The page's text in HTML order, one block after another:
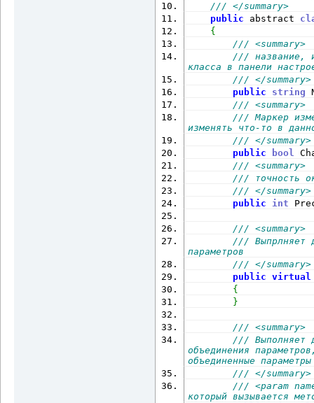
/// </summary>
public abstract
{
/// <summary>
/// название,
класса в панели
/// </summary>
public
string
/// <summary>
/// Маркер
изменять что-то в
/// </summary>
public
bool
/// <summary>
/// точность
/// </summary>
public
int
/// <summary>
/// Выпрлняет
параметров
/// </summary>
public
virtual
{
}
/// <summary>
/// Выполняет
объединения
объединенные параметры
/// </summary>
/// <param
который вызывается